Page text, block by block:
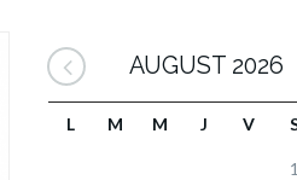
AUGUST 2026
L M M J V
1